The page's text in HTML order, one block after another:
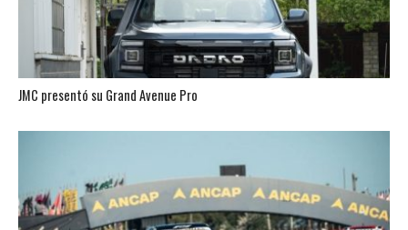
JMC presentó su Grand Avenue Pro